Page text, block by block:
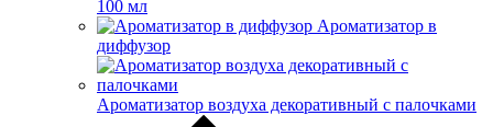
100 мл
Ароматизатор в
диффузор
Ароматизатор воздуха декоративный с палочками